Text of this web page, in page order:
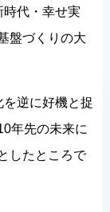
代・幸せ実
盤づくりの大
逆に好機と捉
年先の未来に
したところで